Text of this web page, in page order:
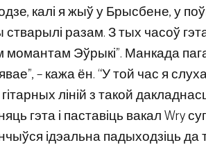
калі я жыў у Брысбене, у
разам. З тых часоў
Эўрыкі”. Манкада
– кажа ён. “У той час я
ліній з такой
гэта і паставіць вакал Wry
ідэальна падыходзіць да